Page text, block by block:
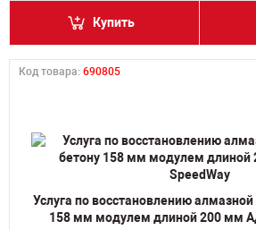
Купить
Код товара: 690805
Услуга по восстановлению
158 мм модулем длиной 200 мм